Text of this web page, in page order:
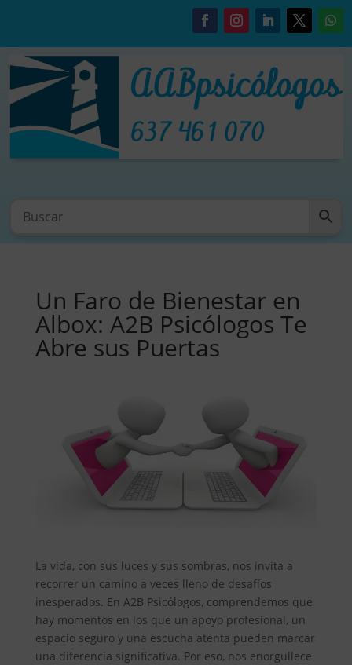
Un Faro de Bienestar en
Albox: A2B Psicólogos Te
Abre sus Puertas
La vida, con sus luces y sus sombras, nos invita a
recorrer un camino a veces lleno de desafíos
inesperados. En A2B Psicólogos, comprendemos que
hay momentos en los que un apoyo profesional, un
espacio seguro y una escucha atenta pueden marcar
una diferencia significativa. Por eso, nos enorgullece